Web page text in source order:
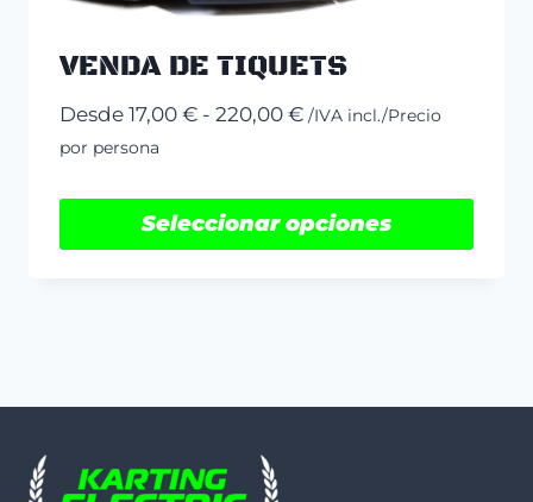
VENDA DE TIQUETS
Desde17,00€ - 220,00€Rango
desde
17,00 €
/IVA incl./Precio
por persona
Seleccionar opciones
variantes.
opciones